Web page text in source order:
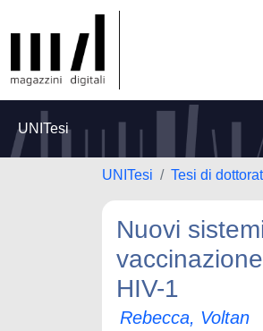
UNITesi
UNITesi Tesi di
Nuovi
HIV-1
Rebecca, Voltan